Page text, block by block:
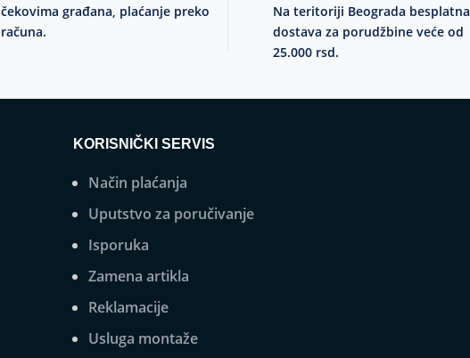
čekovima građana, plaćanje preko
računa.
Na teritoriji Beograda besplatna
dostava za porudžbine veće od
25.000 rsd.
KORISNIČKI SERVIS
Način plaćanja
Uputstvo za poručivanje
Isporuka
Zamena artikla
Reklamacije
Usluga montaže